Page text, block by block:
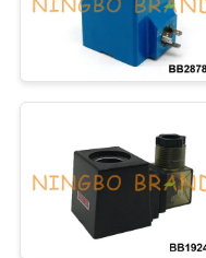
요
청
십
맥박
냉각 솔